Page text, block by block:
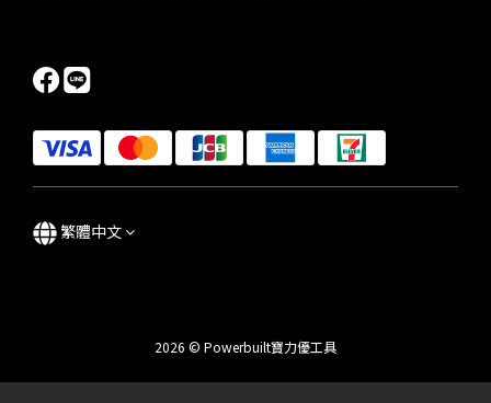
繁體中文
2026 © Powerbuilt寶力優工具